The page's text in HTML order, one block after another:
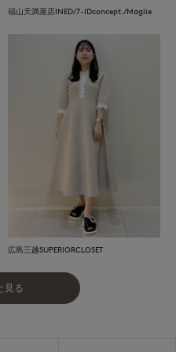
福山天満屋店INED/7-IDconcept./Maglie
広島三越SUPERIORCLOSET
見る